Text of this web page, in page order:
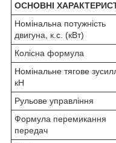
ОСНОВНІ
Номінальна потужність
двигуна, к.с. (кВт)
Колісна формула
Номінальне тягове
кН
Рульове управління
Формула перемикання
передач